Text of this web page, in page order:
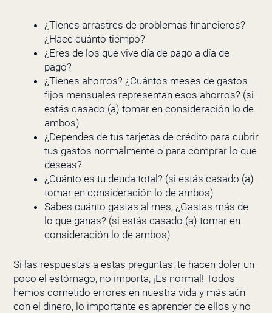
¿Tienes arrastres de problemas financieros?
¿Hace cuánto tiempo?
¿Eres de los que vive día de pago a día de
pago?
¿Tienes ahorros? ¿Cuántos meses de gastos
fijos mensuales representan esos ahorros? (si
estás casado (a) tomar en consideración lo de
ambos)
¿Dependes de tus tarjetas de crédito para cubrir
tus gastos normalmente o para comprar lo que
deseas?
¿Cuánto es tu deuda total? (si estás casado (a)
tomar en consideración lo de ambos)
Sabes cuánto gastas al mes, ¿Gastas más de
lo que ganas? (si estás casado (a) tomar en
consideración lo de ambos)
Si las respuestas a estas preguntas, te hacen doler un
poco el estómago, no importa, ¡Es normal! Todos
hemos cometido errores en nuestra vida y más aún
con el dinero, lo importante es aprender de ellos y no